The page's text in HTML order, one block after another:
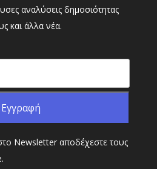
αναλύσεις δημοσιότητας
και άλλα νέα.
Newsletter αποδέχεστε τους